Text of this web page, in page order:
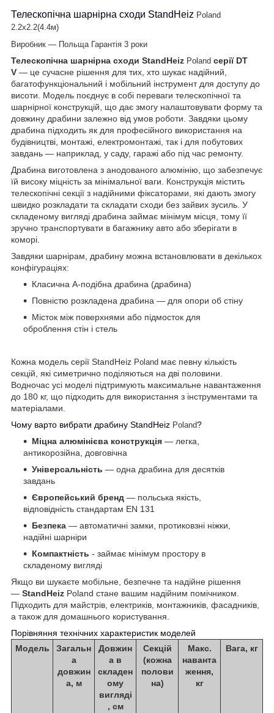
Телескопічна шарнірна сходи StandHeiz Poland
2.2х2.2(4.4м)
Виробник — Польща Гарантія 3 роки
Телескопічна шарнірна сходи StandHeiz Poland серії DT
V — це сучасне рішення для тих, хто шукає надійний,
багатофункціональний і мобільний інструмент для доступу до
висоти. Модель поєднує в собі переваги телескопічної та
шарнірної конструкцій, що дає змогу налаштовувати форму та
довжину драбини залежно від умов роботи. Завдяки цьому
драбина підходить як для професійного використання на
будівництві, монтажі, електромонтажі, так і для побутових
завдань — наприклад, у саду, гаражі або під час ремонту.
Драбина виготовлена з анодованого алюмінію, що забезпечує
їй високу міцність за мінімальної ваги. Конструкція містить
телескопічні секції з надійними фіксаторами, які дають змогу
швидко розкладати та складати сходи без зайвих зусиль. У
складеному вигляді драбина займає мінімум місця, тому її
зручно транспортувати в багажнику авто або зберігати в
коморі.
Завдяки шарнірам, драбину можна встановлювати в декількох
конфігураціях:
Класична A-подібна драбина (драбина)
Повністю розкладена драбина — для опори об стіну
Місток між поверхнями або підмосток для
оброблення стін і стель
Кожна модель серії StandHeiz Poland має певну кількість
секцій, які симетрично поділяються на дві половини.
Водночас усі моделі підтримують максимальне навантаження
до 180 кг, що підходить для використання з інструментами та
матеріалами.
Чому варто вибрати драбину StandHeiz Poland?
Міцна алюмінієва конструкція — легка,
антикорозійна, довговічна
Універсальність — одна драбина для десятків
завдань
Європейський бренд — польська якість,
відповідність стандартам EN 131
Безпека — автоматичні замки, протиковзні ніжки,
надійні шарніри
Компактність - займає мінімум простору в
складеному вигляді
Якщо ви шукаєте мобільне, безпечне та надійне рішення
— StandHeiz Poland стане вашим надійним помічником.
Підходить для майстрів, електриків, монтажників, фасадників,
а також для домашнього користування.
Порівняння технічних характеристик моделей
Модель
Загальн
а
довжин
а, м
Довжин
а в
складен
ому
вигляді
, см
Секцій
(кожна
полови
на)
Макс.
наванта
ження,
кг
Вага, кг